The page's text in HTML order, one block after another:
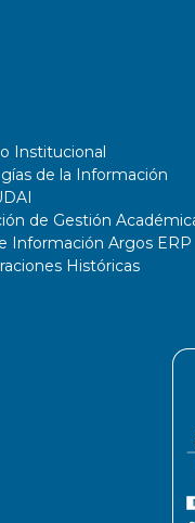
Institucional
de la Información
de Gestión
Información Argos ERP
Históricas